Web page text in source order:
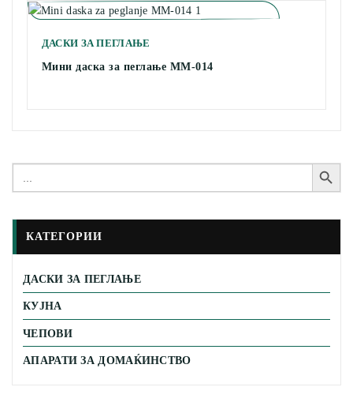
ДАСКИ ЗА ПЕГЛАЊЕ
Мини даска за пеглање MM-014
Search
for:
Search Button
КАТЕГОРИИ
ДАСКИ ЗА ПЕГЛАЊЕ
КУЈНА
ЧЕПОВИ
АПАРАТИ ЗА ДОМАЌИНСТВО